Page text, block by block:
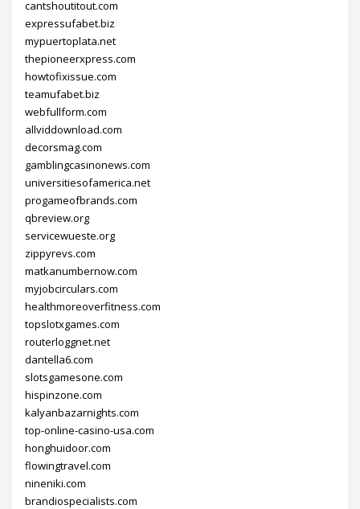
cantshoutitout.com
expressufabet.biz
mypuertoplata.net
thepioneerxpress.com
howtofixissue.com
teamufabet.biz
webfullform.com
allviddownload.com
decorsmag.com
gamblingcasinonews.com
universitiesofamerica.net
progameofbrands.com
qbreview.org
servicewueste.org
zippyrevs.com
matkanumbernow.com
myjobcirculars.com
healthmoreoverfitness.com
topslotxgames.com
routerloggnet.net
dantella6.com
slotsgamesone.com
hispinzone.com
kalyanbazarnights.com
top-online-casino-usa.com
honghuidoor.com
flowingtravel.com
nineniki.com
brandiospecialists.com